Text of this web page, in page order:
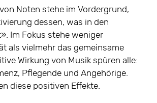
Noten stehe im Vordergrund,
dessen, was in den
Im Fokus stehe weniger
als vielmehr das gemeinsame
Wirkung von Musik spüren alle:
Pflegende und Angehörige.
diese positiven Effekte.